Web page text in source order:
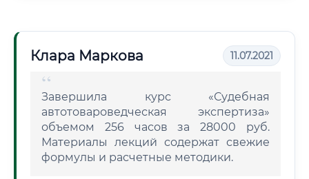
Клара Маркова 11.07.2021
Завершила курс «Судебная
автотовароведческая экспертиза»
объемом 256 часов за 28000 руб.
Материалы лекций содержат свежие
формулы и расчетные методики.